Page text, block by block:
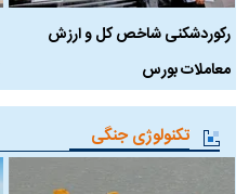
رکوردشکنی شاخص کل و ارزش
معاملات بورس
تکنولوژی جنگی